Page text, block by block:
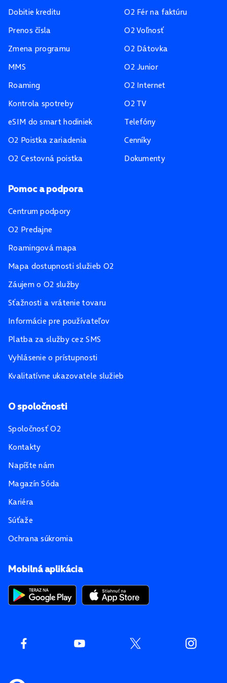
Mobilná aplikácia
Dobitie kreditu
Prenos čísla
Zmena programu
MMS
Roaming
Kontrola spotreby
eSIM do smart hodiniek
O2 Poistka zariadenia
O2 Cestovná poistka
O2 Fér na faktúru
O2 Voľnosť
O2 Dátovka
O2 Junior
O2 Internet
O2 TV
Telefóny
Cenníky
Dokumenty
Pomoc a podpora
Centrum podpory
O2 Predajne
Roamingová mapa
Mapa dostupnosti služieb O2
Záujem o O2 služby
Sťažnosti a vrátenie tovaru
Informácie pre používateľov
Platba za služby cez SMS
Vyhlásenie o prístupnosti
Kvalitatívne ukazovatele služieb
O spoločnosti
Spoločnosť O2
Kontakty
Napíšte nám
Magazín Sóda
Kariéra
Súťaže
Ochrana súkromia